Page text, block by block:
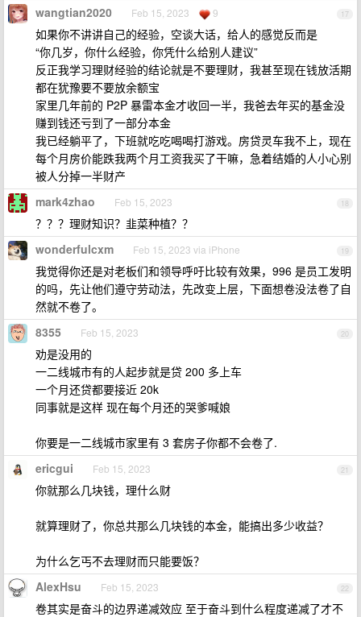
17
wangtian2020 Feb 15, 2023 9
如果你不讲讲自己的经验，空谈大话，给人的感觉反而是
“你几岁，你什么经验，你凭什么给别人建议”
反正我学习理财经验的结论就是不要理财，我甚至现在钱放活期
都在犹豫要不要放余额宝
家里几年前的 P2P 暴雷本金才收回一半，我爸去年买的基金没
赚到钱还亏到了一部分本金
我已经躺平了，下班就吃吃喝喝打游戏。房贷灵车我不上，现在
每个月房价能跌我两个月工资我买了干嘛，急着结婚的人小心别
被人分掉一半财产
18
mark4zhao Feb 15, 2023
？？？理财知识？韭菜种植？？
19
wonderfulcxm Feb 15, 2023 via iPhone
我觉得你还是对老板们和领导呼吁比较有效果，996 是员工发明
的吗，先让他们遵守劳动法，先改变上层，下面想卷没法卷了自
然就不卷了。
20
8355 Feb 15, 2023
劝是没用的
一二线城市有的人起步就是贷 200 多上车
一个月还贷都要接近 20k
同事就是这样 现在每个月还的哭爹喊娘
你要是一二线城市家里有 3 套房子你都不会卷了.
21
ericgui Feb 15, 2023
你就那么几块钱，理什么财
就算理财了，你总共那么几块钱的本金，能搞出多少收益？
为什么乞丐不去理财而只能要饭？
22
AlexHsu Feb 15, 2023
卷其实是奋斗的边界递减效应 至于奋斗到什么程度递减了才不